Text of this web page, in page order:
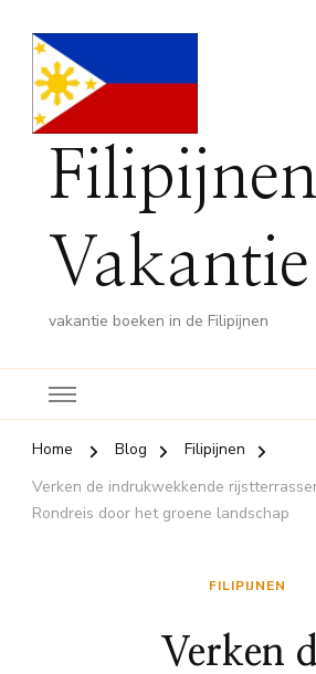
Filipijnen
Vakantie
vakantie boeken in de Filipijnen
Home Blog
Filipijnen
Verken de indrukwekkende
Rondreis door het groene landschap
FILIPIJNEN
Verken